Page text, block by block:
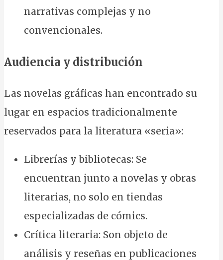
narrativas complejas y no
convencionales.
Audiencia y distribución
Las novelas gráficas han encontrado su
lugar en espacios tradicionalmente
reservados para la literatura «seria»:
Librerías y bibliotecas: Se
encuentran junto a novelas y obras
literarias, no solo en tiendas
especializadas de cómics.
Crítica literaria: Son objeto de
análisis y reseñas en publicaciones